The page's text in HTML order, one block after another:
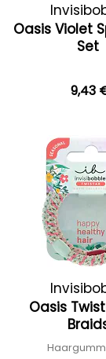
Oasis Violet
Set
9,43
Oasis